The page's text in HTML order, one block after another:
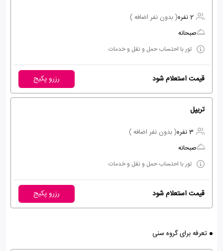
2 نفره
( بدون نفر اضافه )
صبحانه
تور با احتساب حمل و نقل و خدمات
قیمت استعلام شود رزرو پکیج
تریپل
3 نفره
( بدون نفر اضافه )
صبحانه
تور با احتساب حمل و نقل و خدمات
قیمت استعلام شود رزرو پکیج
تعرفه برای گروه سنی